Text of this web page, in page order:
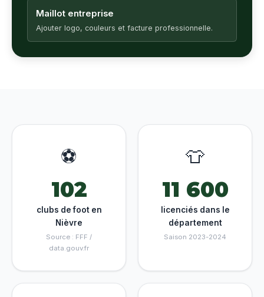
Maillot entreprise
Ajouter logo, couleurs et facture professionnelle.
⚽
102
clubs de foot en
Nièvre
Source : FFF /
data.gouv.fr
👕
11 600
licenciés dans le
département
Saison 2023-2024